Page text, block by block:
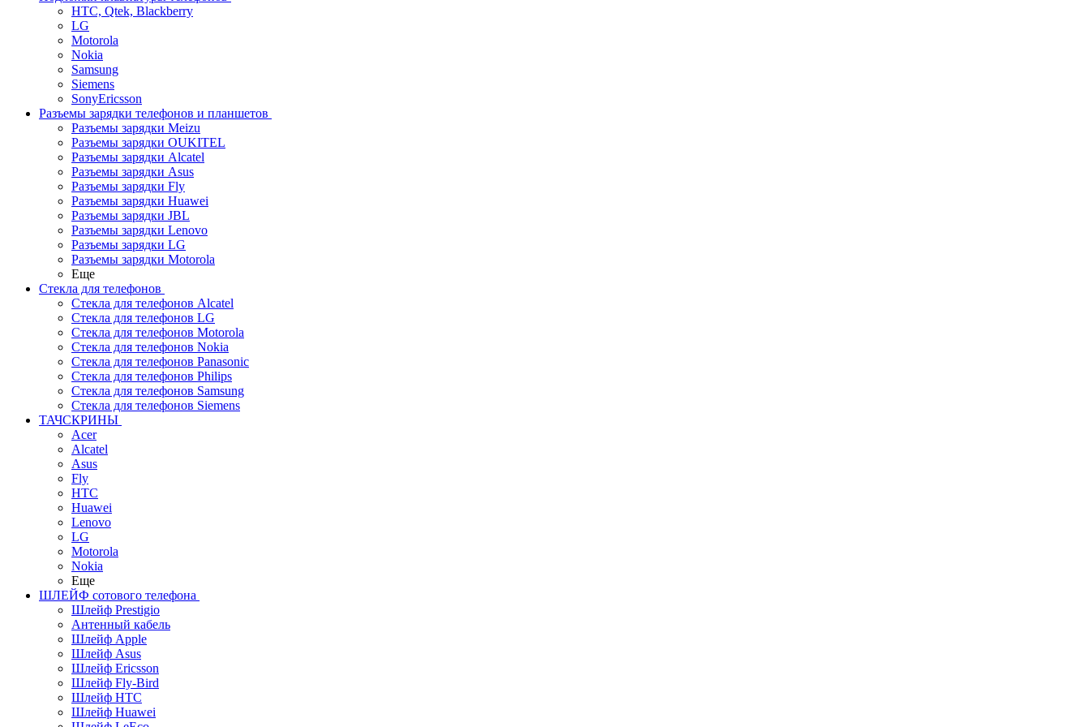
HTC, Qtek, Blackberry
LG
Motorola
Nokia
Samsung
Siemens
SonyEricsson
Разъемы зарядки телефонов и планшетов
Разъемы зарядки Meizu
Разъемы зарядки OUKITEL
Разъемы зарядки Alcatel
Разъемы зарядки Asus
Разъемы зарядки Fly
Разъемы зарядки Huawei
Разъемы зарядки JBL
Разъемы зарядки Lenovo
Разъемы зарядки LG
Разъемы зарядки Motorola
Еще
Стекла для телефонов
Стекла для телефонов Alcatel
Стекла для телефонов LG
Стекла для телефонов Motorola
Стекла для телефонов Nokia
Стекла для телефонов Panasonic
Стекла для телефонов Philips
Стекла для телефонов Samsung
Стекла для телефонов Siemens
ТАЧСКРИНЫ
Acer
Alcatel
Asus
Fly
HTC
Huawei
Lenovo
LG
Motorola
Nokia
Еще
ШЛЕЙФ сотового телефона
Шлейф Prestigio
Антенный кабель
Шлейф Apple
Шлейф Asus
Шлейф Ericsson
Шлейф Fly-Bird
Шлейф HTC
Шлейф Huawei